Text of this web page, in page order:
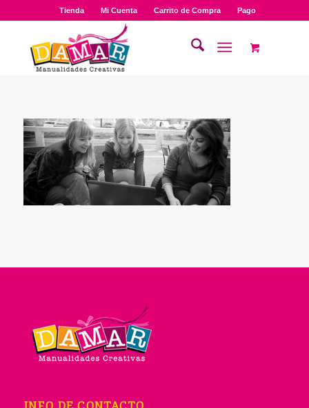
Tienda Mi Cuenta Carrito de Compra Pago